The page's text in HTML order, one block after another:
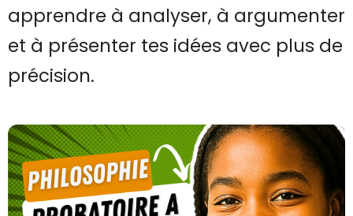
apprendre à analyser, à argumenter
et à présenter tes idées avec plus de
précision.